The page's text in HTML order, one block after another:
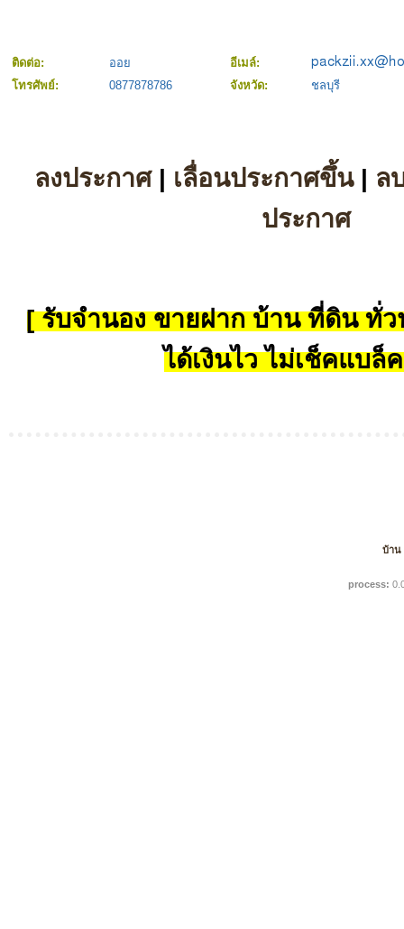
ติดต่อ: ออย
อีเมล์:
โทรศัพย์:
0877878786 จังหวัด: ชลบุรี
ลงประกาศ| เลื่อนประกาศขึ้น| ล
ประกาศ
[ รับจำนอง ขายฝาก บ้าน ที่ดิน ทั่ว
ได้เงินไว ไม่เช็คแบล็
บ้าน
process: